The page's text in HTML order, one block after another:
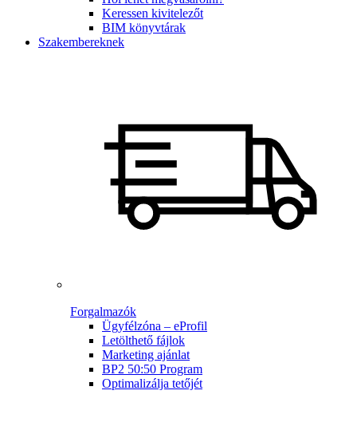
Keressen kivitelezőt
BIM könyvtárak
Szakembereknek
Forgalmazók
Ügyfélzóna – eProfil
Letölthető fájlok
Marketing ajánlat
BP2 50:50 Program
Optimalizálja tetőjét